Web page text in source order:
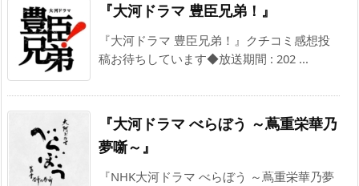
『大河ドラマ 豊臣兄弟！』
『大河ドラマ 豊臣兄弟！』クチコミ感想投
稿お待ちしています◆放送期間 : 202 ...
『大河ドラマ べらぼう ～蔦重栄華乃
夢噺～』
『NHK大河ドラマ べらぼう ～蔦重栄華乃夢